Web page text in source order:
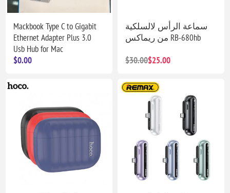
Mackbook Type C to Gigabit
Ethernet Adapter Plus 3.0
Usb Hub for Mac
$0.00
سماعة الرأس لالسلكية
من ريماكس RB-680hb
$30.00$25.00